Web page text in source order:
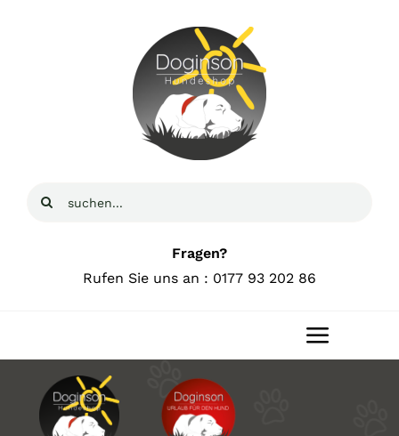
Suche
Fragen?
Rufen Sie uns an : 0177 93 202 86
Toggle
Home